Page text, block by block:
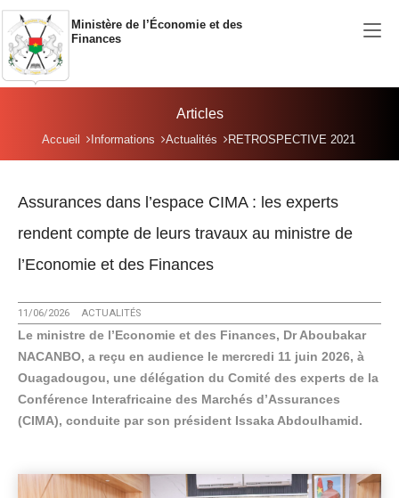
Aller au contenu principal
Ministère de l’Économie et des
Finances
Articles
Vous êtes ici:
Accueil Informations Actualités RETROSPECTIVE 2021
Assurances dans l’espace CIMA : les experts
rendent compte de leurs travaux au ministre de
l’Economie et des Finances
11/06/2026 ACTUALITÉS
Le ministre de l’Economie et des Finances, Dr Aboubakar
NACANBO, a reçu en audience le mercredi 11 juin 2026, à
Ouagadougou, une délégation du Comité des experts de la
Conférence Interafricaine des Marchés d’Assurances
(CIMA), conduite par son président Issaka Abdoulhamid.